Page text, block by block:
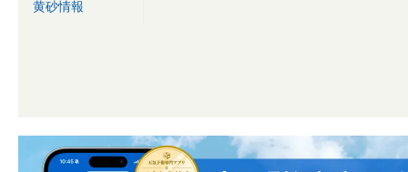
黄砂情報